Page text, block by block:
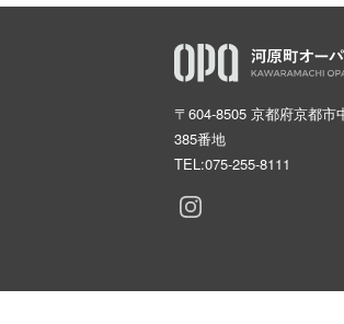
〒604-8505 京都府京都
385番地
TEL:075-255-8111